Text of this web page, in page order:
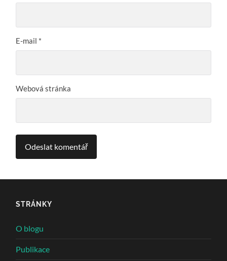
E-mail *
Webová stránka
STRÁNKY
O blogu
Publikace